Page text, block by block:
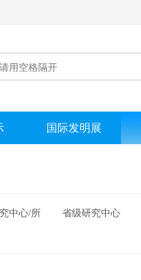
国际发明展
中心/所 省级研究中心